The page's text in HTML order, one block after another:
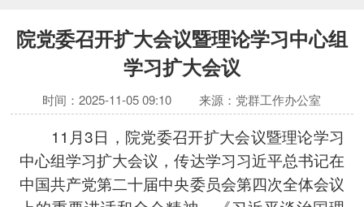
院党委召开扩大会议暨理论学习中心组
学习扩大会议
时间：2025-11-05 09:10 来源：党群工作办公室
11月3日，院党委召开扩大会议暨理论学习
中心组学习扩大会议，传达学习习近平总书记在
中国共产党第二十届中央委员会第四次全体会议